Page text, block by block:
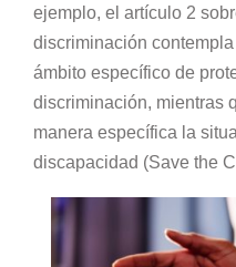
ejemplo, el artículo 2
discriminación
ámbito específico de
discriminación, mientras
manera específica la
discapacidad (Save the